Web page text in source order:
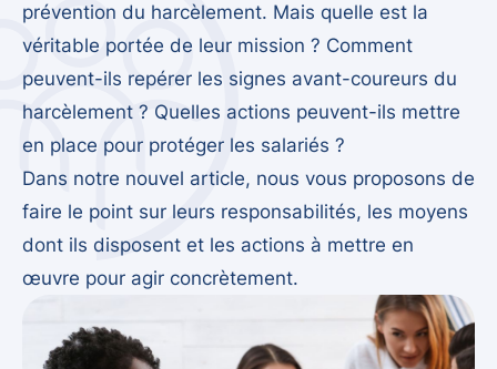
prévention du harcèlement. Mais quelle est la
véritable portée de leur mission ? Comment
peuvent-ils repérer les signes avant-coureurs du
harcèlement ? Quelles actions peuvent-ils mettre
en place pour protéger les salariés ?
Dans notre nouvel article, nous vous proposons de
faire le point sur leurs responsabilités, les moyens
dont ils disposent et les actions à mettre en
œuvre pour agir concrètement.